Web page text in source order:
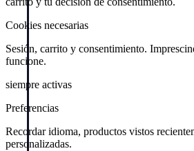
Cookies necesarias
Sesión, carrito y consentimiento.
funcione.
siempre activas
Preferencias
Recordar idioma, productos vistos
personalizadas.